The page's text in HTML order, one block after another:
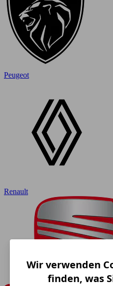
Peugeot
Renault
Wir verwenden
finden, was